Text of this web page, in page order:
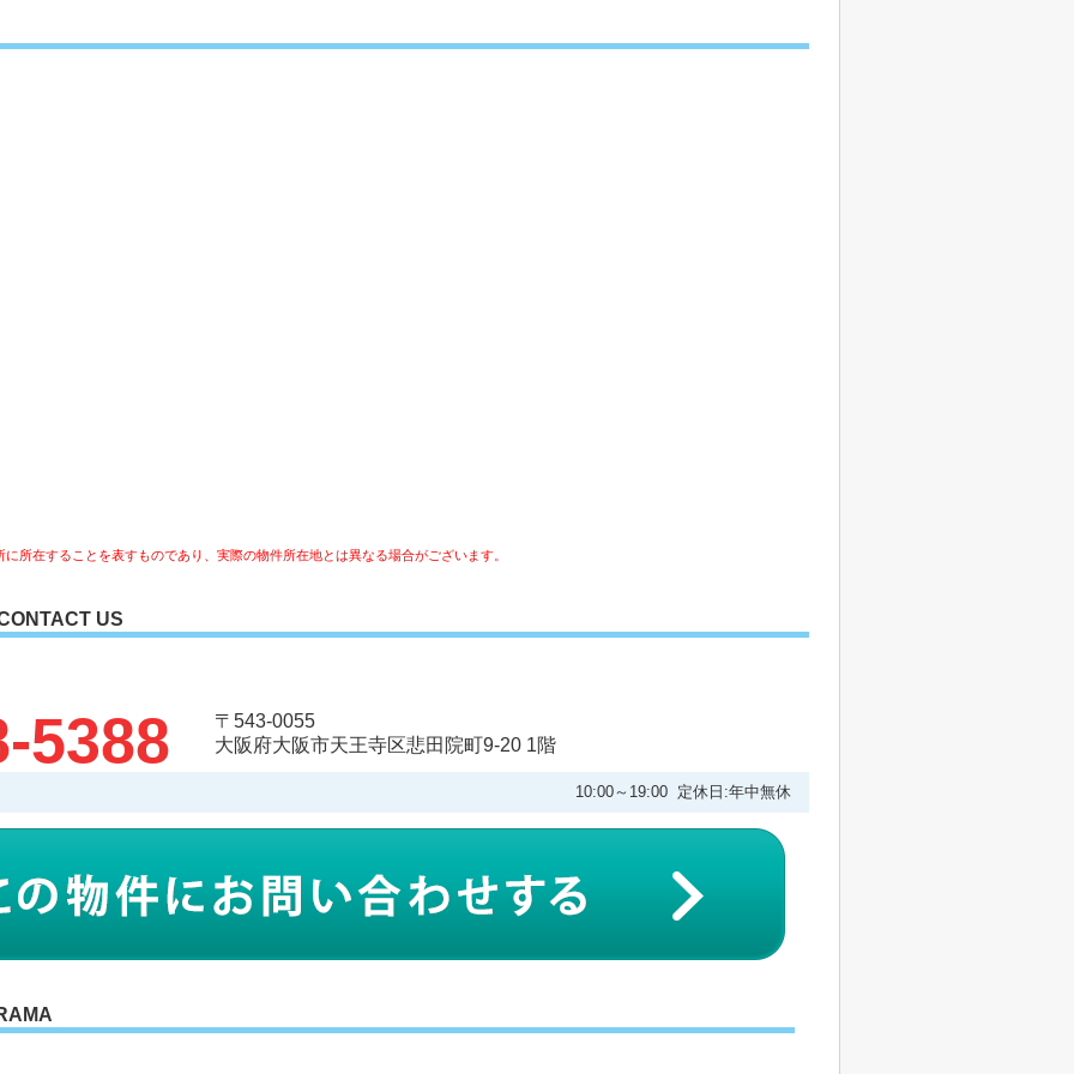
所在することを表すものであり、実際の物件所在地とは異なる場合がございます。
US
5388
〒543-0055
大阪府大阪市天王寺区悲田院町9-20 1階
10:00～19:00 定休日:年中無休